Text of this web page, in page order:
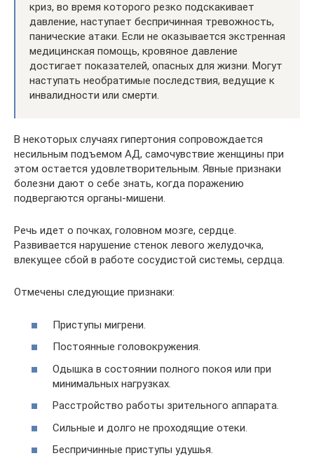
криз, во время которого резко подскакивает
давление, наступает беспричинная тревожность,
панические атаки. Если не оказывается экстренная
медицинская помощь, кровяное давление
достигает показателей, опасных для жизни. Могут
наступать необратимые последствия, ведущие к
инвалидности или смерти.
В некоторых случаях гипертония сопровождается
несильным подъемом АД, самочувствие женщины при
этом остается удовлетворительным. Явные признаки
болезни дают о себе знать, когда поражению
подвергаются органы-мишени.
Речь идет о почках, головном мозге, сердце.
Развивается нарушение стенок левого желудочка,
влекущее сбой в работе сосудистой системы, сердца.
Отмечены следующие признаки:
Приступы мигрени.
Постоянные головокружения.
Одышка в состоянии полного покоя или при
минимальных нагрузках.
Расстройство работы зрительного аппарата.
Сильные и долго не проходящие отеки.
Беспричинные приступы удушья.